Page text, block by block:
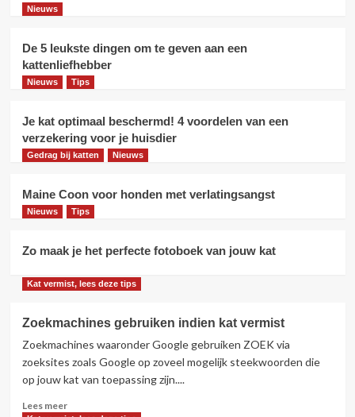
van jouw kat
Nieuws
Vloerverwarming: ideaal voor katten
Nieuws
Nieuws
je huisdier
Gedrag bij katten
Nieuws
De 5 leukste dingen om te geven aan een
kattenliefhebber
Nieuws Tips
Je kat optimaal beschermd! 4 voordelen van een
verzekering voor je huisdier
Gedrag bij katten Nieuws
Maine Coon voor honden met verlatingsangst
Nieuws Tips
Zo maak je het perfecte fotoboek van jouw kat
Kat vermist, lees deze tips
Zoekmachines gebruiken indien kat vermist
Zoekmachines waaronder Google gebruiken ZOEK via
zoeksites zoals Google op zoveel mogelijk steekwoorden die
op jouw kat van toepassing zijn....
Lees meerLees